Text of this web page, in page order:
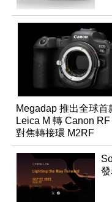
Megadap 推出全球首
Leica M 轉 Canon RF
對焦轉接環 M2RF